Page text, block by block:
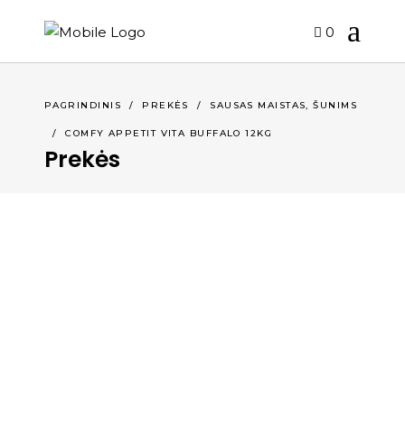
0
PAGRINDINIS / PREKĖS / SAUSAS MAISTAS,ŠUNIMS
/COMFY APPETIT VITA BUFFALO 12KG
Prekės